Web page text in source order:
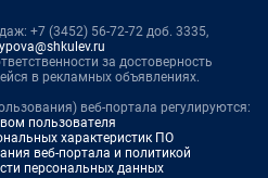
+7 (3452) 56-72-72 доб. 3335,
за достоверность
в рекламных объявлениях.
веб-портала регулируются:
пользователя
характеристик ПО
веб-портала и политикой
персональных данных